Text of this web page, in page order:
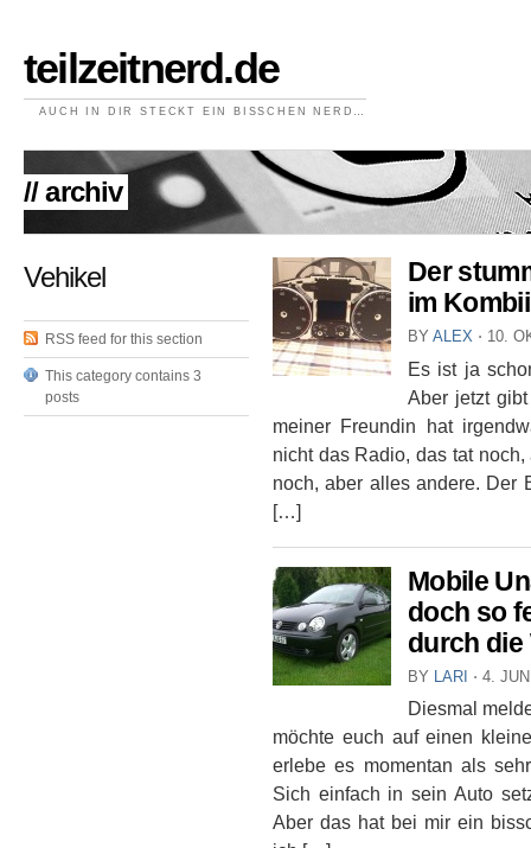
teilzeitnerd.de
AUCH IN DIR STECKT EIN BISSCHEN NERD…
// archiv
Vehikel
RSS feed for this section
This category contains 3
posts
Der
im
BY ALEX ⋅ 10.
Es ist ja
Aber jetzt
meiner Freundin hat
nicht das Radio, das tat
noch, aber alles andere. Der
[…]
Mobile
doch so
durch die
BY LARI ⋅ 4.
Diesmal
möchte euch auf einen
erlebe es momentan als
Sich einfach in sein Auto
Aber das hat bei mir ein